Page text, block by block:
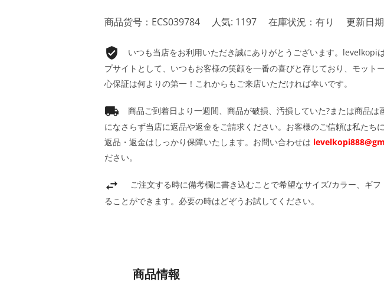
商品货号：ECS039784 人気: 1197 在庫状況：有り 更新日
いつも当店をお利用いただき誠にありがとうございます。levelkopi
プサイトとして、いつもお客様の笑顔を一番の喜びと存じており、モット
心保証は何よりの第一！これからもご来店いただければ幸いです。
商品ご到着日より一週間、商品が破損、汚損していた?または商品
になさらず当店に返品や返金をご請求ください。お客様のご信頼は私たち
返品・返金はしっかり保障いたします。お問い合わせは
ださい。
ご注文する時に備考欄に書き込むことで希望なサイズ/カラー、ギ
ることができます。必要の時はどぞうお試してください。
商品情報